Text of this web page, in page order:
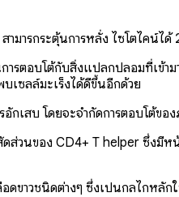
ามารกระตุ้นการหลั่ง ไซโตไค
ตอบโต้กับสิ่งแปลกปลอมที่เข้า
เซลล์มะเร็งได้ดีขึ้นอีกด้วย
สบ โดยจะจำกัดการตอบโต้ขอ
ดส่วนของ CD4+ T helper ซึ่ง
ดขาวชนิดต่างๆ ซึ่งเป็นกลไกหลั